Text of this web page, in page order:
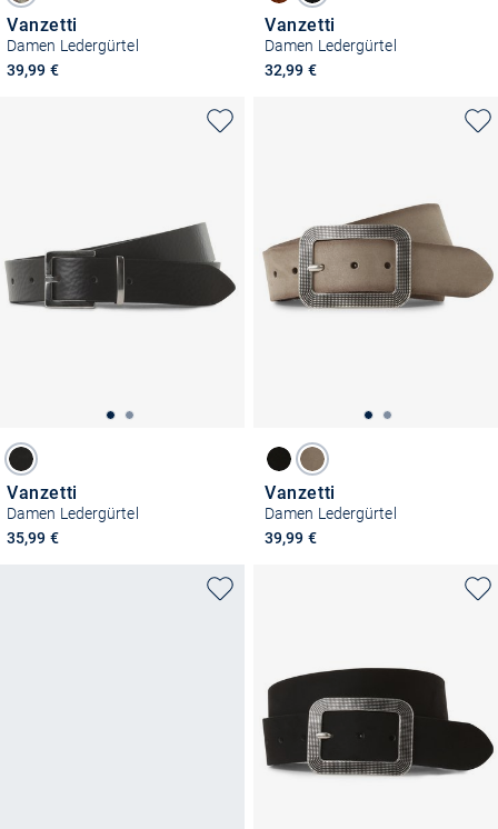
Vanzetti
Damen Ledergürtel
39,99 €
Vanzetti
Damen Ledergürtel
32,99 €
Vanzetti
Damen Ledergürtel
35,99 €
Vanzetti
Damen Ledergürtel
39,99 €